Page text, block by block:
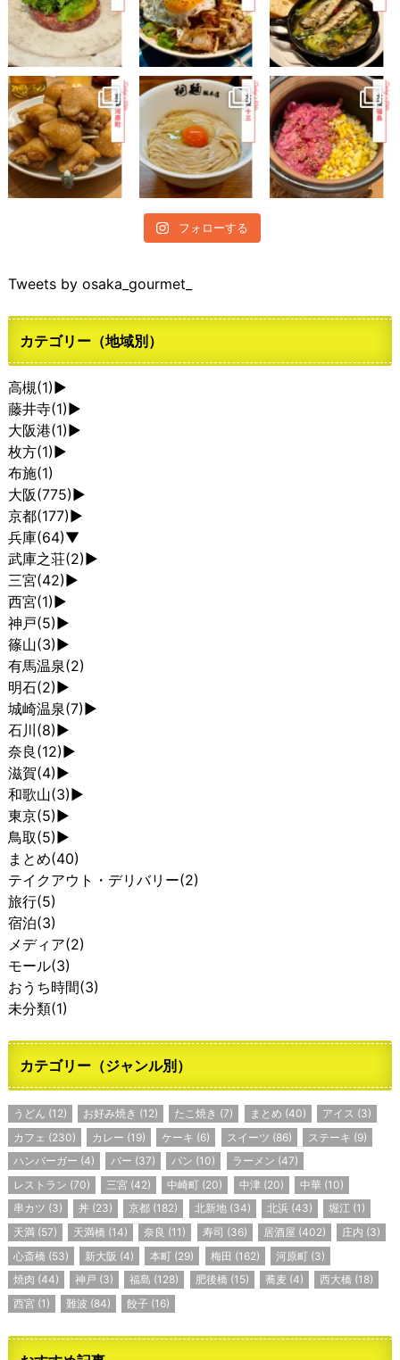
フォローする
Tweets by osaka_gourmet_
カテゴリー（地域別）
高槻(1) ►
藤井寺(1) ►
大阪港(1) ►
枚方(1) ►
布施(1)
大阪(775) ►
京都(177) ►
兵庫(64)▼
武庫之荘(2) ►
三宮(42) ►
西宮(1) ►
神戸(5) ►
篠山(3) ►
有馬温泉(2)
明石(2) ►
城崎温泉(7) ►
石川 (8) ►
奈良 (12) ►
滋賀(4) ►
和歌山(3) ►
東京(5) ►
鳥取(5) ►
まとめ(40)
テイクアウト・デリバリー(2)
旅行(5)
宿泊(3)
メディア(2)
モール(3)
おうち時間(3)
未分類(1)
カテゴリー（ジャンル別）
うどん (12) お好み焼き (12) たこ焼き (7) まとめ (40) アイス (3)
カフェ (230) カレー (19) ケーキ (6) スイーツ (86) ステーキ (9)
ハンバーガー (4) バー (37) パン (10) ラーメン (47)
レストラン (70) 三宮 (42) 中崎町 (20) 中津(20) 中華(10)
串カツ (3) 丼 (23) 京都 (182) 北新地(34) 北浜(43) 堀江 (1)
天満 (57) 天満橋 (14) 奈良 (11) 寿司 (36) 居酒屋 (402) 庄内 (3)
心斎橋 (53) 新大阪 (4) 本町 (29) 梅田 (162) 河原町 (3)
焼肉 (44) 神戸 (3) 福島 (128) 肥後橋 (15) 蕎麦(4) 西大橋 (18)
西宮(1) 難波 (84) 餃子 (16)